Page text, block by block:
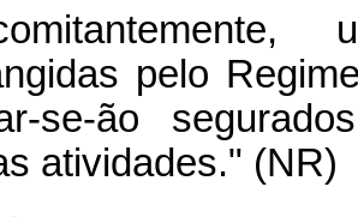
pelo
se-ão
atividades." (NR)